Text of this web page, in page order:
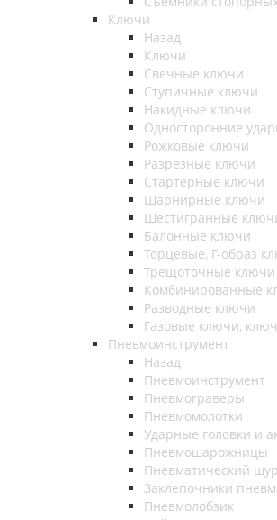
Ключи
Назад
Ключи
Свечные ключи
Ступичные ключи
Накидные ключи
Односторонние
Рожковые ключи
Разрезные ключи
Стартерные ключи
Шарнирные ключи
Шестигранные ключи
Балонные ключи
Торцевые, Г-образ
Трещоточные ключи
Комбинированные
Разводные ключи
Газовые ключи,
Пневмоинструмент
Назад
Пневмоинструмент
Пневмограверы
Пневмомолотки
Ударные головки и
Пневмошарожницы
Пневматический
Заклепочники
Пневмолобзик